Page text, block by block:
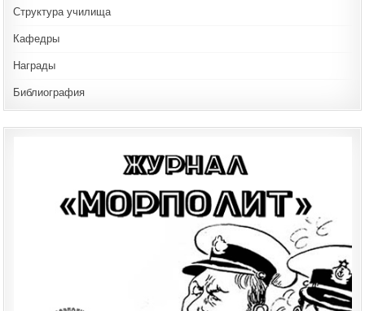
Структура училища
Кафедры
Награды
Библиография